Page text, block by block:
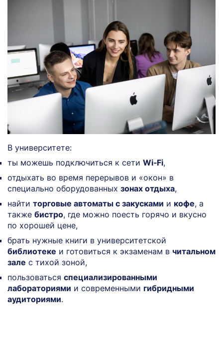
В университете:
ты можешь подключиться к сети Wi‑Fi,
отдыхать во время перерывов и «окон» в
специально оборудованных зонах отдыха,
найти торговые автоматы с закусками и кофе, а
также бистро, где можно поесть горячо и вкусно
по хорошей цене,
брать нужные книги в университетской
библиотеке и готовиться к экзаменам в читальном
зале с тихой зоной,
пользоваться специализированными
лабораториями и современными гибридными
аудиториями.